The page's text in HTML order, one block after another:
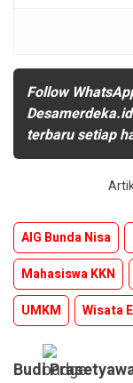
Follow
terbaru setiap
AIG Bunda Nisa
Mahasiswa KKN
UMKM
Wisata
Budi